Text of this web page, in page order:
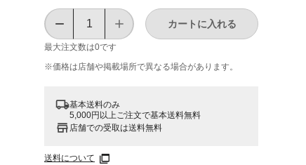
最大注文数は0です
カートに入れる
※価格は​店舗や​掲載場所で​異なる​場合が​あります。
基本送料のみ
5,000円以上ご注文で基本送料無料
店舗での受取は送料無料
送料について